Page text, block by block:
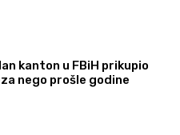
kanton u FBiH prikupio
nego prošle godine